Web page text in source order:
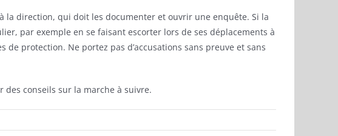
direction, qui doit les documenter et ouvrir une enquête. Si la
par exemple en se faisant escorter lors de ses déplacements à
protection. Ne portez pas d’accusations sans preuve et sans
des conseils sur la marche à suivre.